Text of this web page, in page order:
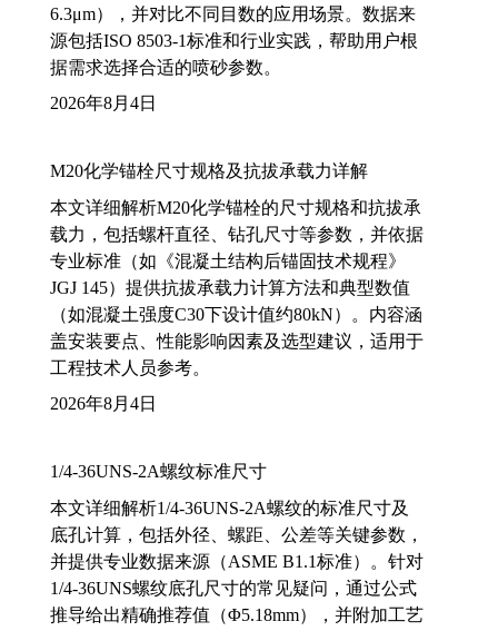
6.3μm），并对比不同目数的应用场景。数据来
源包括ISO 8503-1标准和行业实践，帮助用户根
据需求选择合适的喷砂参数。
2026年8月4日
M20化学锚栓尺寸规格及抗拔承载力详解
本文详细解析M20化学锚栓的尺寸规格和抗拔承
载力，包括螺杆直径、钻孔尺寸等参数，并依据
专业标准（如《混凝土结构后锚固技术规程》
JGJ 145）提供抗拔承载力计算方法和典型数值
（如混凝土强度C30下设计值约80kN）。内容涵
盖安装要点、性能影响因素及选型建议，适用于
工程技术人员参考。
2026年8月4日
1/4-36UNS-2A螺纹标准尺寸
本文详细解析1/4-36UNS-2A螺纹的标准尺寸及
底孔计算，包括外径、螺距、公差等关键参数，
并提供专业数据来源（ASME B1.1标准）。针对
1/4-36UNS螺纹底孔尺寸的常见疑问，通过公式
推导给出精确推荐值（Φ5.18mm），并附加工艺